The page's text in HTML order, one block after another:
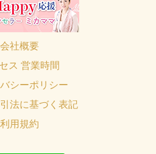
会社概要
ス 営業時間
シーポリシー
法に基づく表記
利用規約